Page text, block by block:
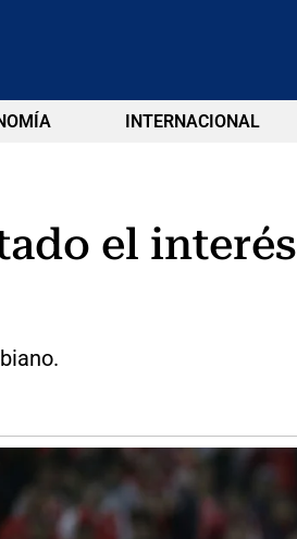
INTERNACIONAL
el